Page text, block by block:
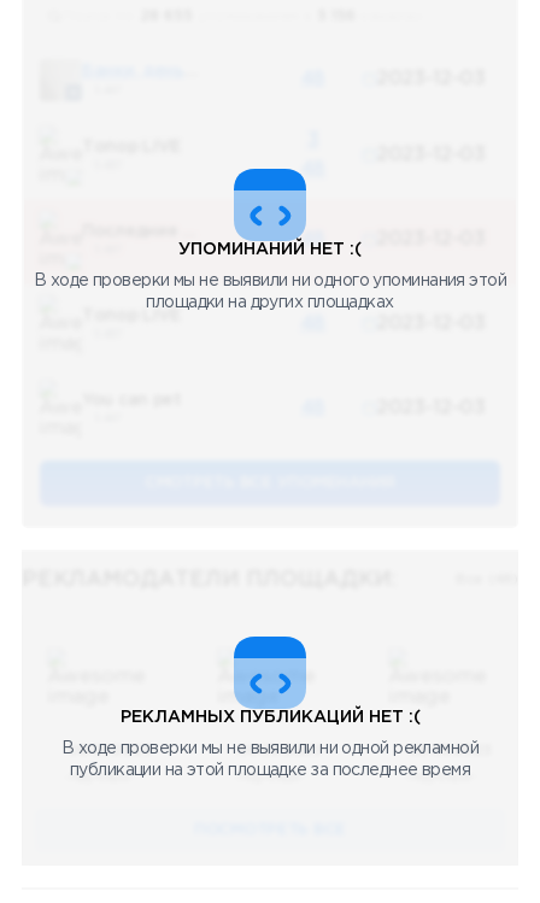
48
48
УПОМИНАНИЙ НЕТ :(
В ходе проверки мы не выявили ни одного упоминания этой
площадки на других площадках
08.05.2023
Научный
08.05.2023
Научный
08.05.2023
Научный
РЕКЛАМНЫХ ПУБЛИКАЦИЙ НЕТ :(
В ходе проверки мы не выявили ни одной рекламной
публикации на этой площадке за последнее время